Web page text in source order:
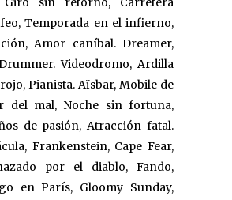
Temporada en el infierno,
Amor caníbal. Dreamer,
Videodromo, Ardilla
Pianista. Aïsbar, Mobile de
del mal, Noche sin fortuna,
de pasión, Atracción fatal.
Frankenstein, Cape Fear,
por el diablo, Fando,
en París, Gloomy Sunday,